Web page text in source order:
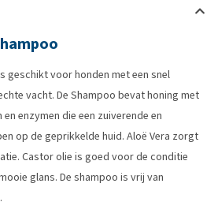
geschikt voor honden met een snel
vacht. De Shampoo bevat honing met
enzymen die een zuiverende en
op de geprikkelde huid. Aloë Vera zorgt
Castor olie is goed voor de conditie
glans. De shampoo is vrij van